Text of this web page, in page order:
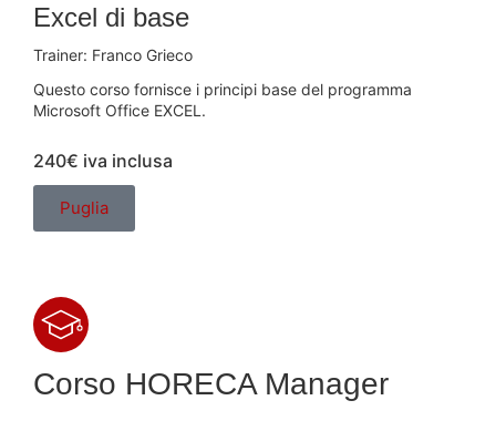
Excel di base
Trainer: Franco Grieco
Questo corso fornisce i principi base del programma
Microsoft Office EXCEL.
240€ iva inclusa
Puglia
Corso HORECA Manager